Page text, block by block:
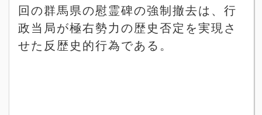
回の群馬県の慰霊碑の強制撤去は、行
政当局が極右勢力の歴史否定を実現さ
せた反歴史的行為である。